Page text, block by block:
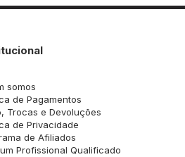
somos
de Pagamentos
Trocas e Devoluções
de Privacidade
de Afiliados
Profissional Qualificado